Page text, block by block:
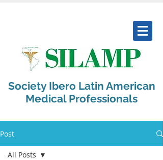
Society Ibero Latin American
Medical Professionals
Post
All Posts